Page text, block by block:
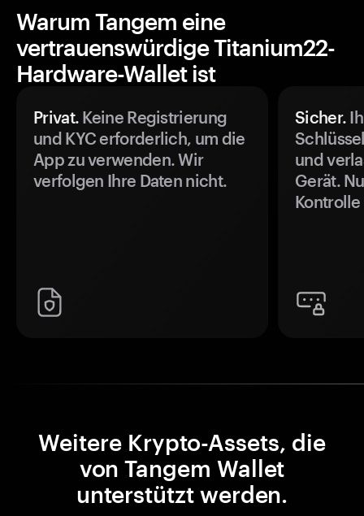
Warum Tangem eine
vertrauenswürdige Titanium22-
Hardware-Wallet ist
Privat. Keine Registrierung
und KYC erforderlich, um die
App zu verwenden. Wir
verfolgen Ihre Daten nicht.
Sicher.
und
Gerät.
Weitere Krypto-Assets, die
von Tangem Wallet
unterstützt werden.